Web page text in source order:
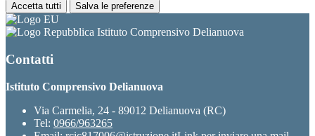
Accetta tutti Salva le preferenze
Istituto Comprensivo Delianuova
Contatti
Istituto Comprensivo Delianuova
Via Carmelia, 24 - 89012 Delianuova (RC)
Tel: 0966/963265